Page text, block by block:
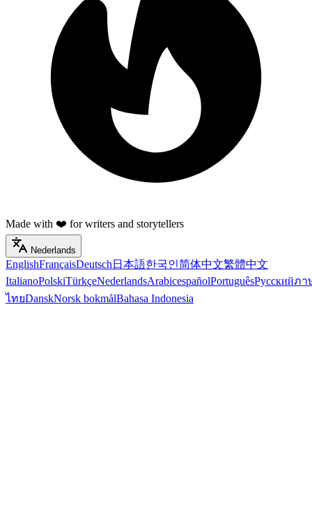
Made with ❤️ for writers and storytellers
Nederlands
EnglishFrançaisDeutsch 日本語한국인简体中文繁體中文
ItalianoPolskiTürkçeNederlandsArabicespañolPortuguêsРусскийภา
ไทยDanskNorsk bokmålBahasa Indonesia